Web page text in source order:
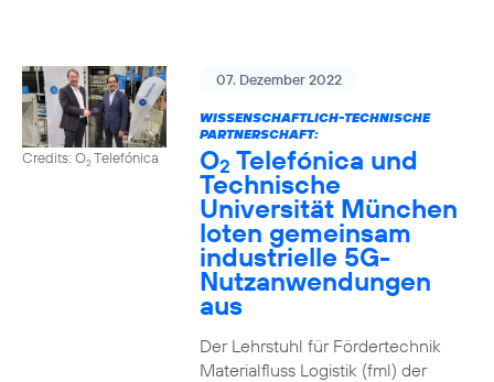
Credits: O2Telefónica
07. Dezember 2022
WISSENSCHAFTLICH-TECHNISCHE
PARTNERSCHAFT:
O2 Telefónica und
Technische
Universität München
loten gemeinsam
industrielle 5G-
Nutzanwendungen
aus
Der Lehrstuhl für Fördertechnik
Materialfluss Logistik (fml) der